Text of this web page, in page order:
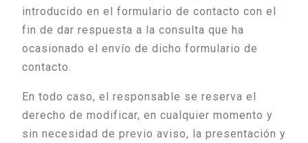
introducido en el formulario de contacto con el
fin de dar respuesta a la consulta que ha
ocasionado el envío de dicho formulario de
contacto.
En todo caso, el responsable se reserva el
derecho de modificar, en cualquier momento y
sin necesidad de previo aviso, la presentación y